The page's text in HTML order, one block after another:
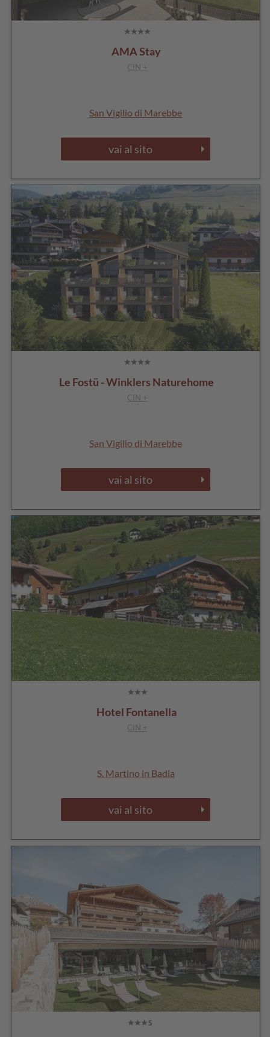
AMA Stay
CIN +
San Vigilio di Marebbe
vai al sito
Le Fostü - Winklers Naturehome
CIN +
San Vigilio di Marebbe
vai al sito
Hotel Fontanella
CIN +
S. Martino in Badia
vai al sito